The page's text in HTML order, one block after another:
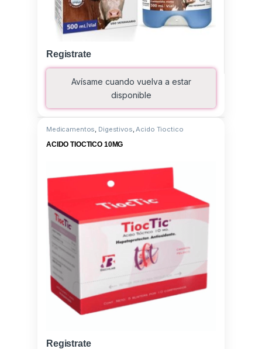
Registrate
Avísame cuando vuelva a estar
disponible
Medicamentos, Digestivos,Acido Tioctico
ACIDO TIOCTICO 10MG
Registrate